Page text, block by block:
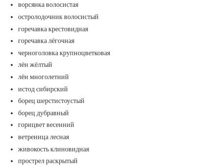
ворсянка волосистая
остролодочник волосистый
горечавка крестовидная
горечавка лёгочная
черноголовка крупноцветковая
лён жёлтый
лён многолетний
истод сибирский
борец шерстистоустый
борец дубравный
горицвет весенний
ветреница лесная
живокость клиновидная
прострел раскрытый